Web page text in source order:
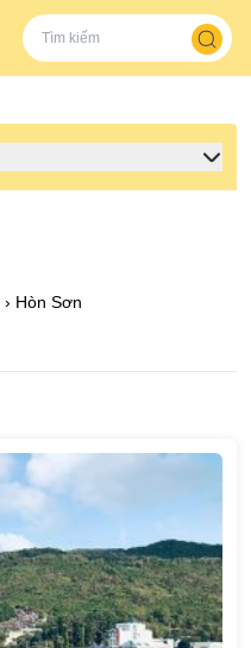
› Hòn Sơn